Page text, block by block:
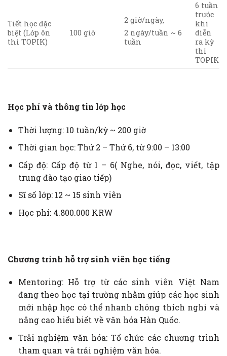
Tiết học đặc
biệt (Lớp ôn
thi TOPIK)
100 giờ
2 giờ/ngày,
2 ngày/tuần ~ 6
tuần
6 tuần
trước
khi
diễn
ra kỳ
thi
TOPIK
Học phí và thông tin lớp học
Thời lượng: 10 tuần/kỳ ~ 200 giờ
Thời gian học: Thứ 2 – Thứ 6, từ 9:00 – 13:00
Cấp độ: Cấp độ từ 1 – 6( Nghe, nói, đọc, viết, tập
trung đào tạo giao tiếp)
Sĩ số lớp: 12 ~ 15 sinh viên
Học phí: 4.800.000 KRW
Chương trình hỗ trợ sinh viên học tiếng
Mentoring: Hỗ trợ từ các sinh viên Việt Nam
đang theo học tại trường nhằm giúp các học sinh
mới nhập học có thể nhanh chóng thích nghi và
nâng cao hiểu biết về văn hóa Hàn Quốc.
Trải nghiệm văn hóa: Tổ chức các chương trình
tham quan và trải nghiệm văn hóa.